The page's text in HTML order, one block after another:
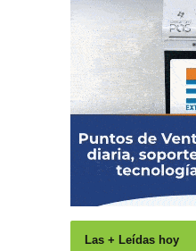
Las + Leídas hoy